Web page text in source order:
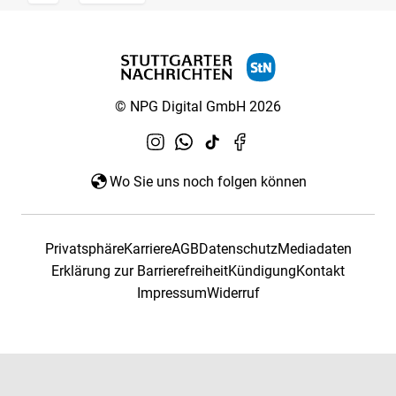
© NPG Digital GmbH 2026
Wo Sie uns noch folgen können
PrivatsphäreKarriereAGBDatenschutzMediadaten
Erklärung zur BarrierefreiheitKündigungKontakt
ImpressumWiderruf